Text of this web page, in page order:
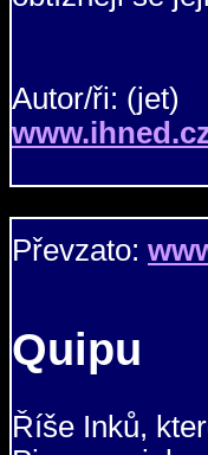
Autor/ři: (jet)
Převzato:
Quipu
Říše Inků,